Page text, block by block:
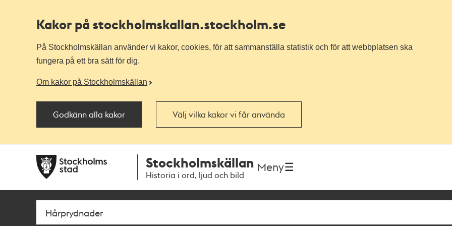
Kakor på stockholmskallan.stockholm.se
På Stockholmskällan använder vi kakor, cookies, för att sammanställa statistik och för att webbplatsen ska
fungera på ett bra sätt för dig.
Om kakor på Stockholmskällan
Godkänn alla kakor Välj vilka kakor vi får använda
navigationen
huvudinnehållet
Stockholmskällan
Historia i ord, ljud och bild
Meny
SökFritextsök